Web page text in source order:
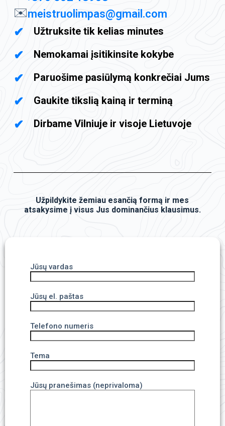
✉️meistruolimpas@gmail.com
Užtruksite tik kelias minutes
Nemokamai įsitikinsite kokybe
Paruošime pasiūlymą konkrečiai Jums
Gaukite tikslią kainą ir terminą
Dirbame Vilniuje ir visoje Lietuvoje
Užpildykite žemiau esančią formą ir mes
atsakysime į visus Jus dominančius klausimus.
Jūsų vardas
Jūsų el. paštas
Telefono numeris
Tema
Jūsų pranešimas (neprivaloma)